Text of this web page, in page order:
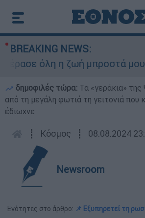
BREAKING NEWS:
όλη η ζωή μπροστά μου»
δημοφιλές τώρα: Τα «γεράκια»
από τη μεγάλη φωτιά τη γειτονιά που
έδιωχνε
┋ Κόσμος ┋ 08.08.2024
Newsroom
Ενότητες στο άρθρο: 📌 Εξυπηρετεί τη